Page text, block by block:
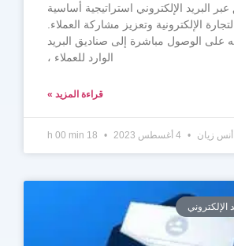
البريد الإلكتروني استراتيجية أساسية
الإلكترونية وتعزيز مشاركة العملاء.
على الوصول مباشرة إلى صناديق البريد
الوارد للعملاء ،
قراءة المزيد »
أنس زيان
الإلكتروني